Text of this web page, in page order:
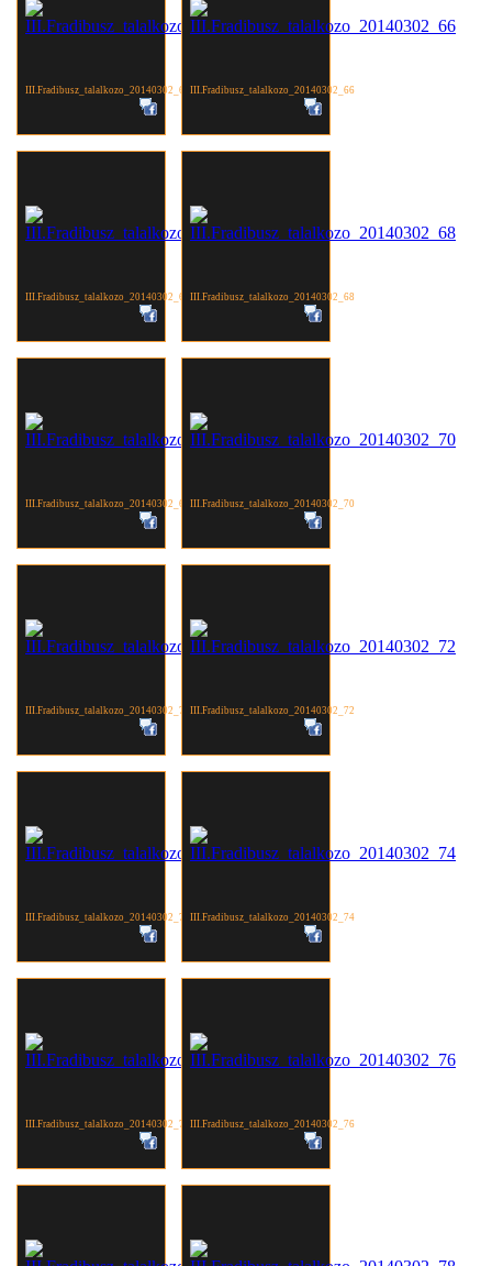
III.Fradibusz_talalkozo_20140302_65 III.Fradibusz_talalkozo_20140302_66
III.Fradibusz_talalkozo_20140302_67 III.Fradibusz_talalkozo_20140302_68
III.Fradibusz_talalkozo_20140302_69 III.Fradibusz_talalkozo_20140302_70
III.Fradibusz_talalkozo_20140302_71 III.Fradibusz_talalkozo_20140302_72
III.Fradibusz_talalkozo_20140302_73 III.Fradibusz_talalkozo_20140302_74
III.Fradibusz_talalkozo_20140302_75 III.Fradibusz_talalkozo_20140302_76